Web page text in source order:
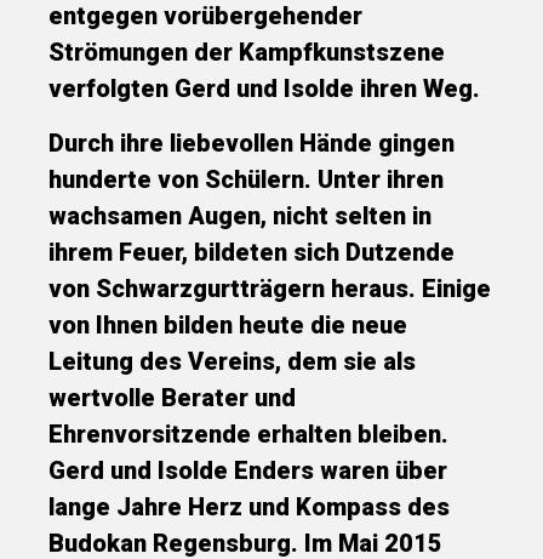
entgegen vorübergehender
Strömungen der Kampfkunstszene
verfolgten Gerd und Isolde ihren Weg.
Durch ihre liebevollen Hände gingen
hunderte von Schülern. Unter ihren
wachsamen Augen, nicht selten in
ihrem Feuer, bildeten sich Dutzende
von Schwarzgurtträgern heraus. Einige
von Ihnen bilden heute die neue
Leitung des Vereins, dem sie als
wertvolle Berater und
Ehrenvorsitzende erhalten bleiben.
Gerd und Isolde Enders waren über
lange Jahre Herz und Kompass des
Budokan Regensburg. Im Mai 2015